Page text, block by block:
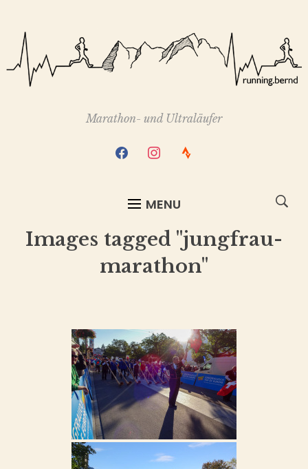
Marathon- und Ultraläufer
facebookinstagram
strava
MENU
Images tagged "jungfrau-
marathon"